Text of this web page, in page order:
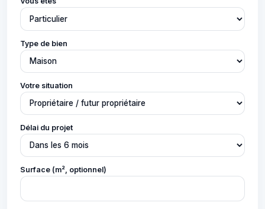
Type de bien
Votre situation
Délai du projet
Surface (m², optionnel)